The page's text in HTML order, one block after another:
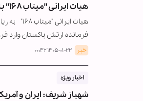
هیات ایرانی "میناب ۱۶۸" به ریاست قالیباف وارد اسلام‌آباد پاکستان شد
هیات
فرمانده ارتش پاکستان وارد
خبر ۱۴۰۵-۰۱-۲۲ ۰۰:۴۲
اخبار ویژه
شهباز شریف: ایران و